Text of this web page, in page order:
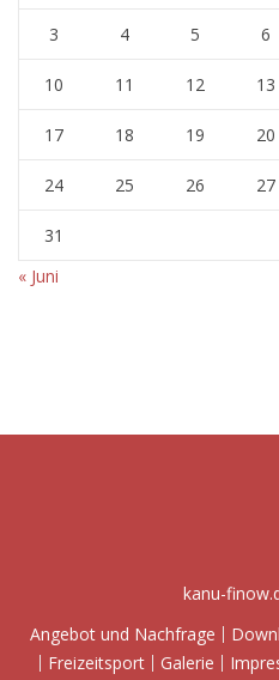
3 4 5 6
10 11 12 13
17 18 19 20
24 25 26 27
31
« Juni
kanu-
Angebot und Nachfrage
Freizeitsport
Galerie